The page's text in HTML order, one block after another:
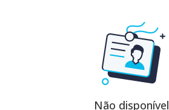
Não disponível